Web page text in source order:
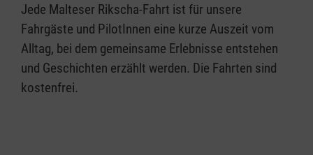
Jede Malteser Rikscha-Fahrt ist für unsere
Fahrgäste und PilotInnen eine kurze Auszeit vom
Alltag, bei dem gemeinsame Erlebnisse entstehen
und Geschichten erzählt werden. Die Fahrten sind
kostenfrei.